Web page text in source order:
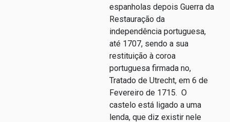
espanholas depois Guerra da
Restauração da
independência portuguesa,
até 1707, sendo a sua
restituição à coroa
portuguesa firmada no,
Tratado de Utrecht, em 6 de
Fevereiro de 1715. O
castelo está ligado a uma
lenda, que diz existir nele